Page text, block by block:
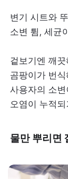
변기 시트와
소변 튐, 세균
겉보기엔 깨
곰팡이가 번
사용자의 소
오염이 누적
물만 뿌리면